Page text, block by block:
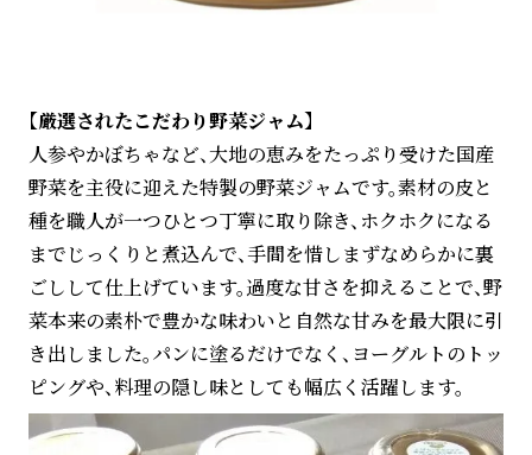
【厳選されたこだわり野菜ジャム】
人参やかぼちゃなど、大地の恵みをたっぷり受けた国産
野菜を主役に迎えた特製の野菜ジャムです。素材の皮と
種を職人が一つひとつ丁寧に取り除き、ホクホクになる
までじっくりと煮込んで、手間を惜しまずなめらかに裏
ごしして仕上げています。過度な甘さを抑えることで、野
菜本来の素朴で豊かな味わいと自然な甘みを最大限に引
き出しました。パンに塗るだけでなく、ヨーグルトのトッ
ピングや、料理の隠し味としても幅広く活躍します。